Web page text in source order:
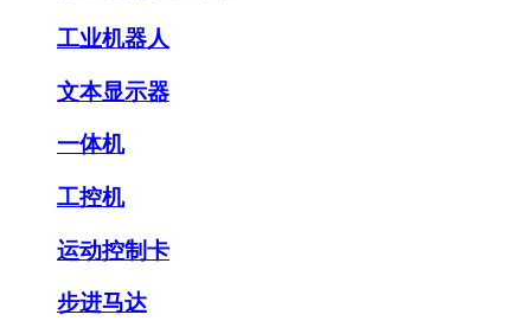
工业机器人
文本显示器
一体机
工控机
运动控制卡
步进马达